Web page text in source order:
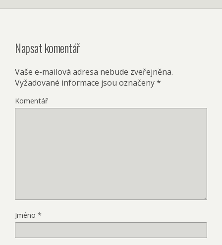
Napsat komentář
Vaše e-mailová adresa nebude zveřejněna.
Vyžadované informace jsou označeny*
Komentář
Jméno *